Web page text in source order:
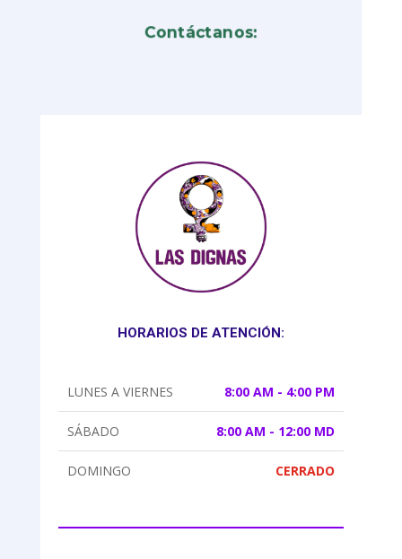
Contáctanos:
HORARIOS DE ATENCIÓN:
LUNES A VIERNES 8:00 AM - 4:00 PM
SÁBADO 8:00 AM - 12:00 MD
DOMINGO CERRADO